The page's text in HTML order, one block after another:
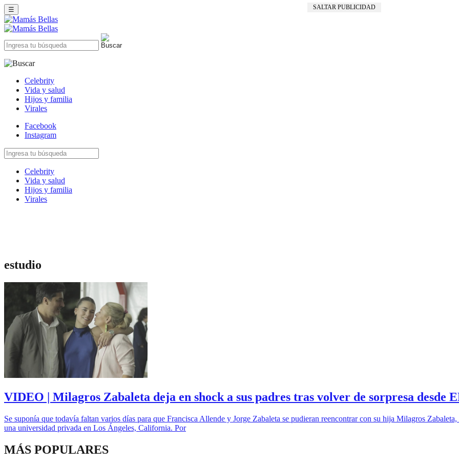
SALTAR PUBLICIDAD
☰
Celebrity
Vida y salud
Hijos y familia
Virales
Facebook
Instagram
Celebrity
Vida y salud
Hijos y familia
Virales
estudio
VIDEO | Milagros Zabaleta deja en shock a sus padres tras volver de sorpresa desde
Se suponía que todavía faltan varios días para que Francisca Allende y Jorge Zabaleta se pudieran reencontrar con su hija Milagros
una universidad privada en Los Ángeles, California. Por
MÁS POPULARES